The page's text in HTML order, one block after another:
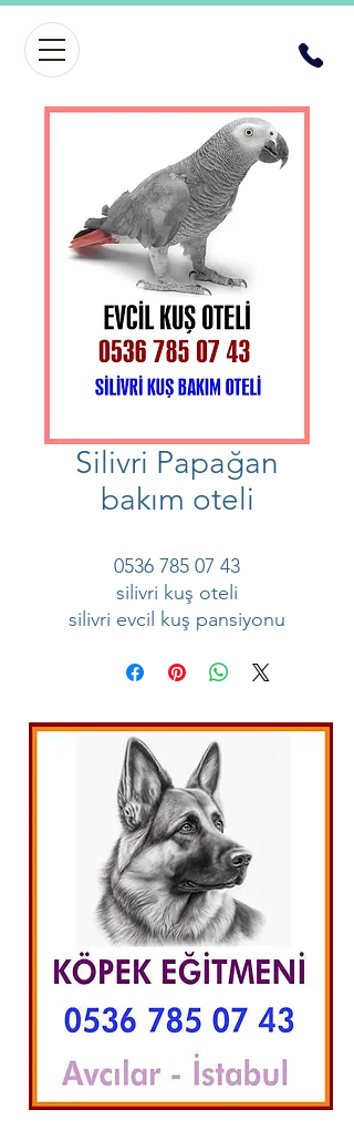
Silivri Papağan
bakım oteli
0536 785 07 43
silivri kuş oteli
silivri evcil kuş pansiyonu